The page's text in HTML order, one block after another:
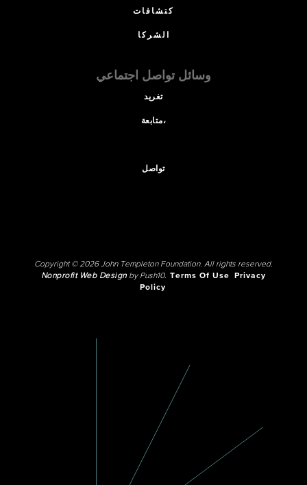
كتشافات
الشركا
وسائل تواصل اجتماعي
تغريد
متابعة،
تواصل
Copyright © 2026 John Templeton Foundation. All rights reserved.
Nonprofit Web Designby Push10. Terms Of Use
Privacy
Policy